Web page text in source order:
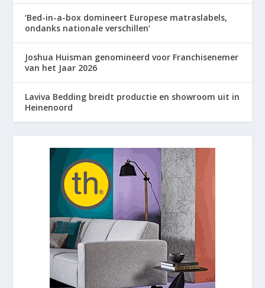
‘Bed-in-a-box domineert Europese matraslabels,
ondanks nationale verschillen’
Joshua Huisman genomineerd voor Franchisenemer
van het Jaar 2026
Laviva Bedding breidt productie en showroom uit in
Heinenoord